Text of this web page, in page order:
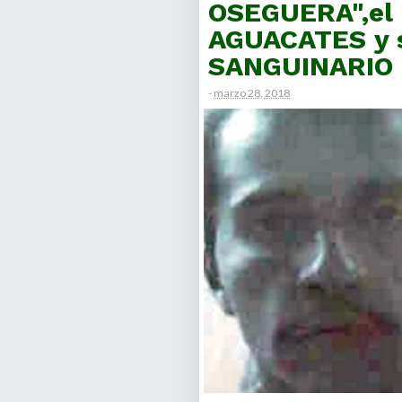
AGUACATES
- marzo 28, 2018